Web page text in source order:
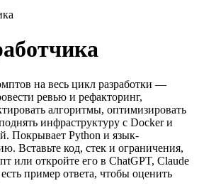
на весь цикл разработки —
ревью и рефакторинг,
алгоритмы, оптимизировать
инфраструктуру с Docker и
Покрывает Python и язык-
Вставьте код, стек и ограничения,
или откройте его в ChatGPT, Claude
пример ответа, чтобы оценить